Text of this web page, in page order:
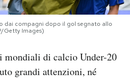
dai compagni dopo il gol segnato allo
Getty Images)
di calcio Under-20
grandi attenzioni, né